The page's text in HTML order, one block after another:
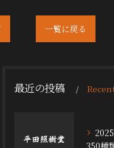
一覧に戻る
最近の投稿